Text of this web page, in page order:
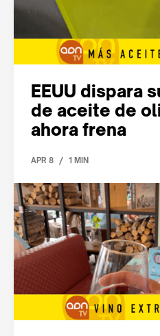
EEUU dispara
de aceite de
ahora frena
APR 8 / 1 MIN